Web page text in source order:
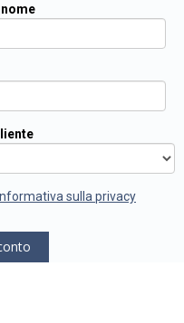
sulla privacy